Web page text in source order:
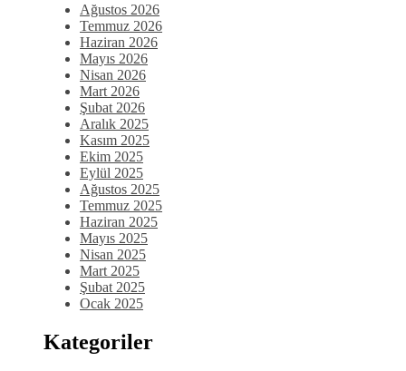
Ağustos 2026
Temmuz 2026
Haziran 2026
Mayıs 2026
Nisan 2026
Mart 2026
Şubat 2026
Aralık 2025
Kasım 2025
Ekim 2025
Eylül 2025
Ağustos 2025
Temmuz 2025
Haziran 2025
Mayıs 2025
Nisan 2025
Mart 2025
Şubat 2025
Ocak 2025
Kategoriler